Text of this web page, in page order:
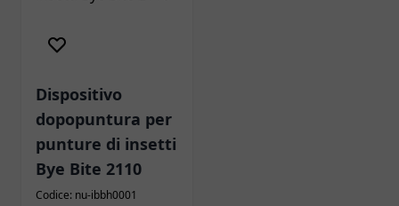
Dispositivo
dopopuntura per
punture di insetti
Bye Bite 2110
Codice: nu-ibbh0001